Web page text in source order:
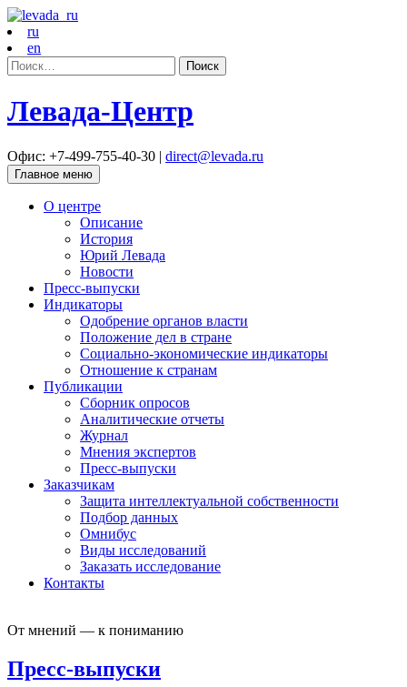
ru
en
Найти:
Левада-Центр
Офис: +7-499-755-40-30 | direct@levada.ru
Главное меню
О центре
Описание
История
Юрий Левада
Новости
Пресс-выпуски
Индикаторы
Одобрение органов власти
Положение дел в стране
Социально-экономические индикаторы
Отношение к странам
Публикации
Сборник опросов
Аналитические отчеты
Журнал
Мнения экспертов
Пресс-выпуски
Заказчикам
Защита интеллектуальной собственности
Подбор данных
Омнибус
Виды исследований
Заказать исследование
Контакты
От мнений — к пониманию
Пресс-выпуски